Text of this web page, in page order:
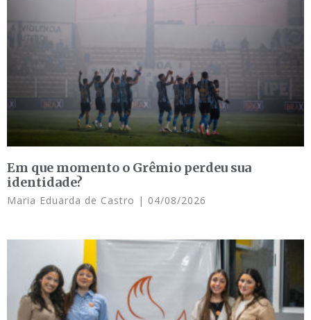
Em que momento o Grêmio perdeu sua
identidade?
Maria Eduarda de Castro 04/08/2026